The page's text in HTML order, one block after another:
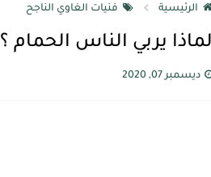
الرئيسية فنيات الغاوي الناجح
لماذا يربي الناس الحمام ؟
ديسمبر 07, 2020